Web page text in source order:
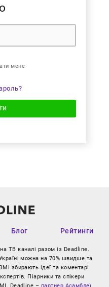
мене
Блог Рейтинги
ТВ каналі разом із Deadline.
можна на 70% швидше та
збирають ідеї та коментарі
Піарники та спікери